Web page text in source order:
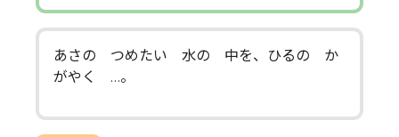
あさの つめたい 水の 中を、ひるの か
がやく …。